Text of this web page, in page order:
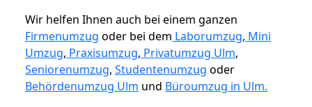
Wir helfen Ihnen auch bei einem ganzen
Firmenumzug oder bei dem Laborumzug, Mini
Umzug, Praxisumzug, Privatumzug Ulm,
Seniorenumzug, Studentenumzug oder
Behördenumzug Ulm und Büroumzug in Ulm.